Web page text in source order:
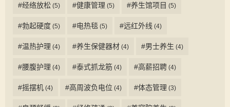
#经络放松 (5) #健康管理 (5) #养生馆项目 (5)
#勃起硬度 (5) #电热毯 (5) #远红外线 (4)
#温热护理 (4) #养生保健器材 (4) #男士养生 (4)
#腰腹护理 (4) #泰式抓龙筋 (4) #高薪招聘 (4)
#摇摆机 (4) #高周波负电位 (4) #体态管理 (3)